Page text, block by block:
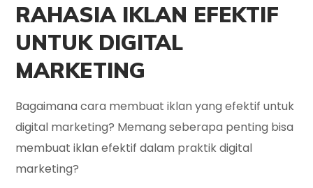
RAHASIA IKLAN EFEKTIF
UNTUK DIGITAL
MARKETING
Bagaimana cara membuat iklan yang efektif untuk
digital marketing? Memang seberapa penting bisa
membuat iklan efektif dalam praktik digital
marketing?